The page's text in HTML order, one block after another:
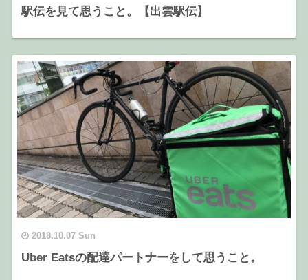
駅伝を見て思うこと。【出雲駅伝】
2018.10.07 Sun
Uber Eatsの配達パートナーをして思うこと。